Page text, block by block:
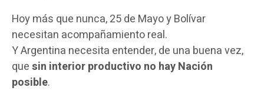
Hoy más que nunca, 25 de Mayo y Bolívar
necesitan acompañamiento real.
Y Argentina necesita entender, de una buena vez,
quesin interior productivo no hay Nación
posible.